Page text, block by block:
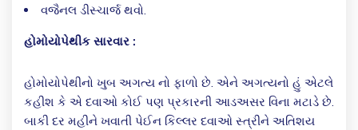
વજૈનલ ડીસ્ચાર્જ થવો.
હોમોયોપેથીક સારવાર :
હોમોયોપેથીનો ખુબ અગત્ય નો ફાળો છે. એને અગત્યનો હું એટલે
કહીશ કે એ દવાઓ કોઈ પણ પ્રકારની આડઅસર વિના મટાડે છે.
બાકી દર મહીને ખવાતી પેઈન કિલ્લર દવાઓ સ્ત્રીને અતિશય